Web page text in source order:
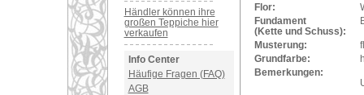
Händler können ihre
großen Teppiche hier
verkaufen
Info Center
Häufige Fragen (FAQ)
AGB
Flor:
Fundament
(Kette und Schuss):
Musterung:
Grundfarbe:
Bemerkungen: